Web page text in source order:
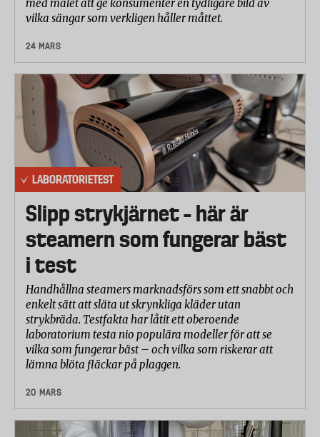
med målet att ge konsumenter en tydligare bild av
vilka sängar som verkligen håller måttet.
24 MARS
LABORATORIETEST
Slipp strykjärnet – här är
steamern som fungerar bäst
i test
Handhållna steamers marknadsförs som ett snabbt och
enkelt sätt att släta ut skrynkliga kläder utan
strykbräda. Testfakta har låtit ett oberoende
laboratorium testa nio populära modeller för att se
vilka som fungerar bäst – och vilka som riskerar att
lämna blöta fläckar på plaggen.
20 MARS